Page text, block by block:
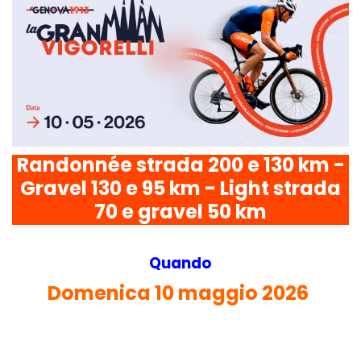
Randonnée strada 200 e 130 km -
Gravel 130 e 95 km - Light strada
70 e gravel 50 km
Quando
Domenica 10 maggio 2026